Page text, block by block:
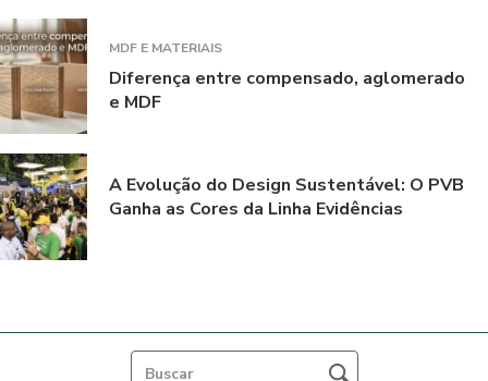
MDF E MATERIAIS
Diferença entre compensado, aglomerado
e MDF
A Evolução do Design Sustentável: O PVB
Ganha as Cores da Linha Evidências